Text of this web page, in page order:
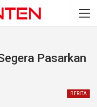
Pasarkan
BERITA